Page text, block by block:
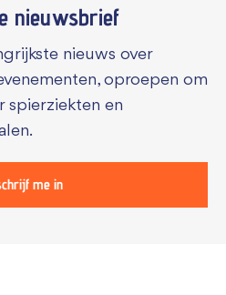
nieuwsbrief
nieuws over
oproepen om
spierziekten en
me in